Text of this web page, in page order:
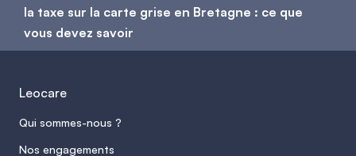
la taxe sur la carte grise en Bretagne : ce que
vous devez savoir
Leocare
Qui sommes-nous ?
Nos engagements